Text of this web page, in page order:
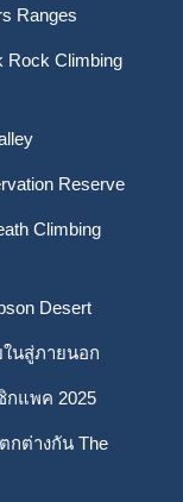
Ranges
Rock Climbing
Reserve
Climbing
Desert
ในสู่ภายนอก
กแพค 2025
กต่างกัน The